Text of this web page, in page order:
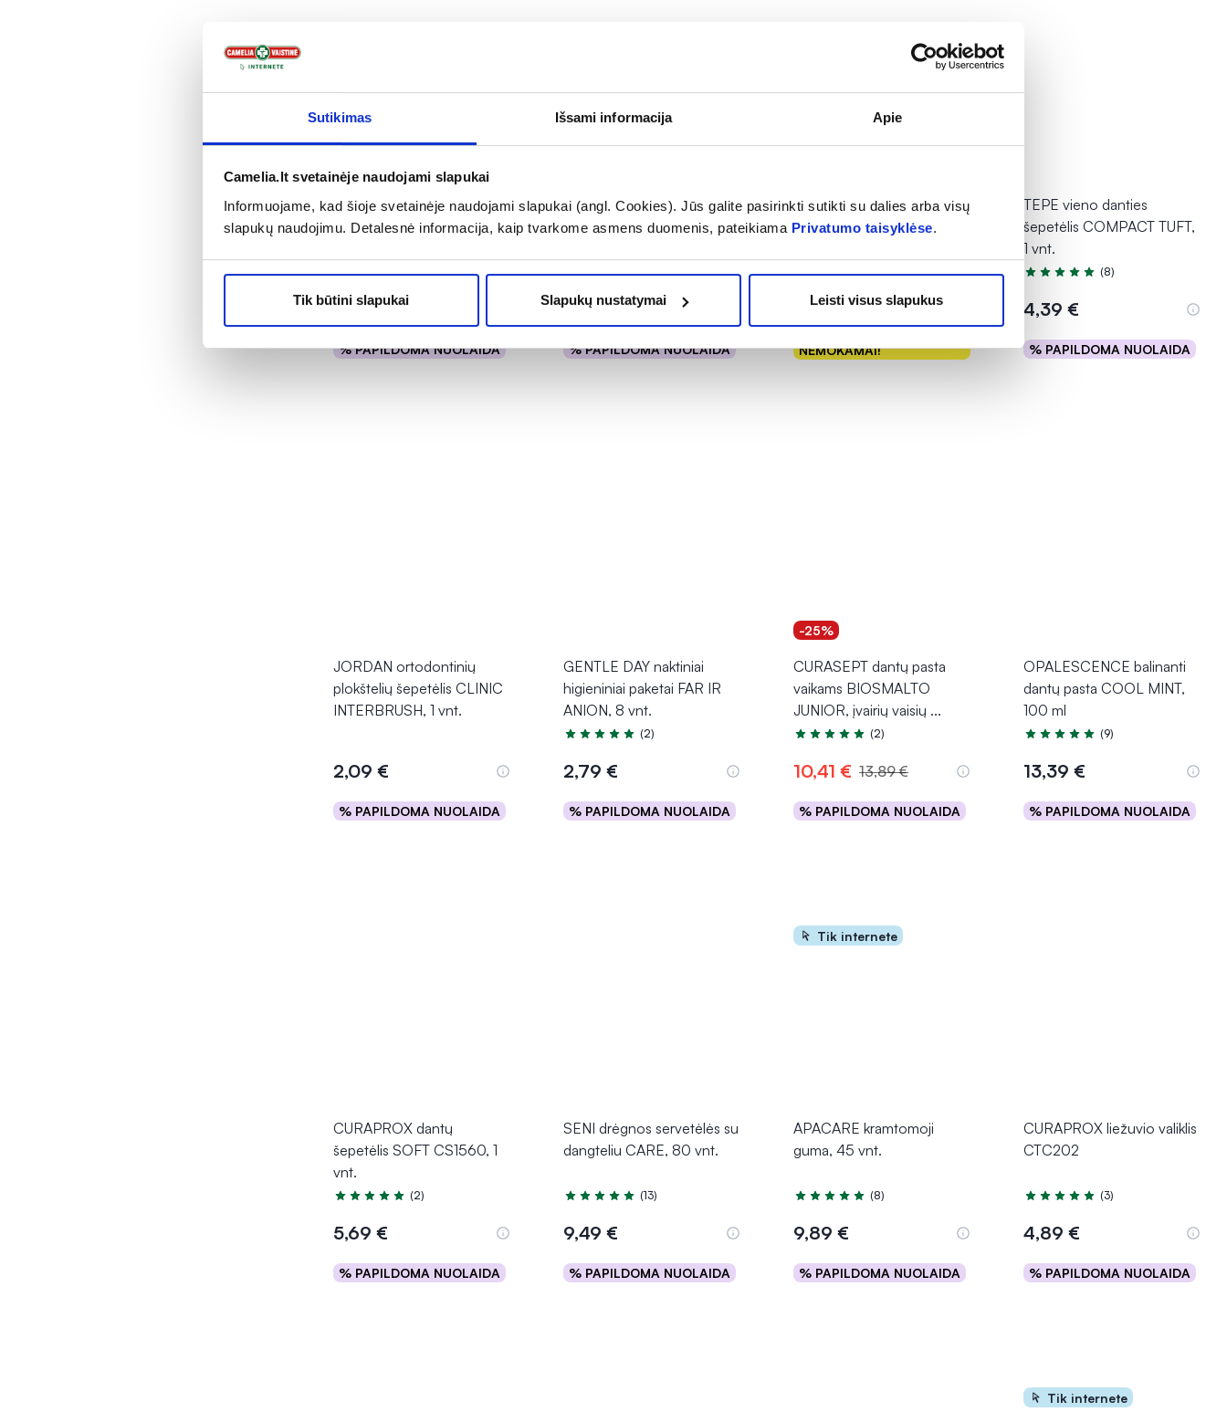
Sutikimas Išsami informacija Apie
Camelia.lt svetainėje naudojami slapukai
Informuojame, kad šioje svetainėje naudojami slapukai (angl. Cookies). Jūs galite pasirinkti sutikti su dalies arba visų
slapukų naudojimu. Detalesnė informacija, kaip tvarkome asmens duomenis, pateikiama Privatumo taisyklėse.
Tik būtini slapukai Slapukų nustatymai Leisti visus slapukus
SEPTONA vatos pagaliukai
maišelyje BIO, 200 vnt.
1,36 €
% PAPILDOMA NUOLAIDA
Į krepšelį
GENTLE DAY higieniniai
įklotai, 20 vnt.
Įvertinimas 5.0 iš 5
(2)
3,09 €
% PAPILDOMA NUOLAIDA
Į krepšelį
ROYAL DENTA dantų
šepetėlis GOLD SOFT, 1
8,89 €
NEMOKAMAI!
Į krepšelį
TEPE vieno danties
šepetėlis COMPACT TUFT,
1 vnt.
Įvertinimas 4.6 iš 5
(8)
4,39 €
% PAPILDOMA NUOLAIDA
Į krepšelį
JORDAN ortodontinių
plokštelių šepetėlis CLINIC
INTERBRUSH, 1 vnt.
2,09 €
% PAPILDOMA NUOLAIDA
Į krepšelį
GENTLE DAY naktiniai
higieniniai paketai FAR IR
ANION, 8 vnt.
Įvertinimas 5.0 iš 5
(2)
2,79 €
% PAPILDOMA NUOLAIDA
Į krepšelį
-25%
CURASEPT dantų pasta
vaikams BIOSMALTO
JUNIOR, įvairių vaisių ...
Įvertinimas 5.0 iš 5
(2)
10,41 € 13,89 €
% PAPILDOMA NUOLAIDA
Į krepšelį
OPALESCENCE balinanti
dantų pasta COOL MINT,
100 ml
Įvertinimas 5.0 iš 5
(9)
13,39 €
% PAPILDOMA NUOLAIDA
Į krepšelį
CURAPROX dantų
šepetėlis SOFT CS1560, 1
vnt.
Įvertinimas 5.0 iš 5
(2)
5,69 €
% PAPILDOMA NUOLAIDA
Į krepšelį
SENI drėgnos servetėlės su
dangteliu CARE, 80 vnt.
Įvertinimas 5.0 iš 5
(13)
9,49 €
% PAPILDOMA NUOLAIDA
Į krepšelį
Tik internete
APACARE kramtomoji
guma, 45 vnt.
Įvertinimas 5.0 iš 5
(8)
9,89 €
% PAPILDOMA NUOLAIDA
Į krepšelį
CURAPROX liežuvio valiklis
CTC202
Įvertinimas 4.7 iš 5
(3)
4,89 €
% PAPILDOMA NUOLAIDA
Į krepšelį
Tik internete